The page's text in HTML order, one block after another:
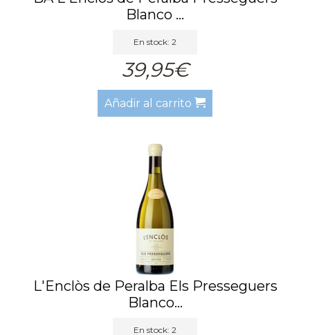
Blanco ...
En stock: 2
39,95€
Añadir al carrito
L'Enclòs de Peralba Els Presseguers
Blanco...
En stock: 2